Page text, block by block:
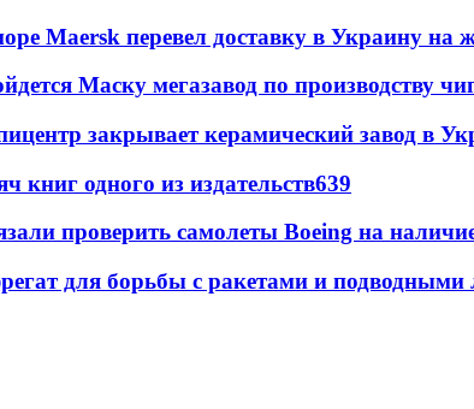
Maersk перевел доставку в Украину на
Маску мегазавод по производству
закрывает керамический завод в
книг одного из издательств639
проверить самолеты Boeing на
для борьбы с ракетами и подводными